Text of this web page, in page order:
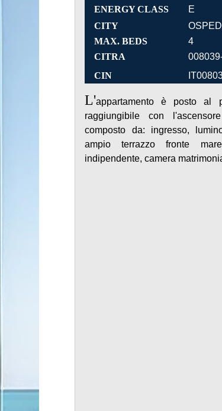
ENERGY CLASS
E
CITY
MAX. BEDS
4
CITRA
CIN
L'appartamento è posto al
raggiungibile con
composto da: ingresso,
ampio terrazzo fronte
indipendente, camera